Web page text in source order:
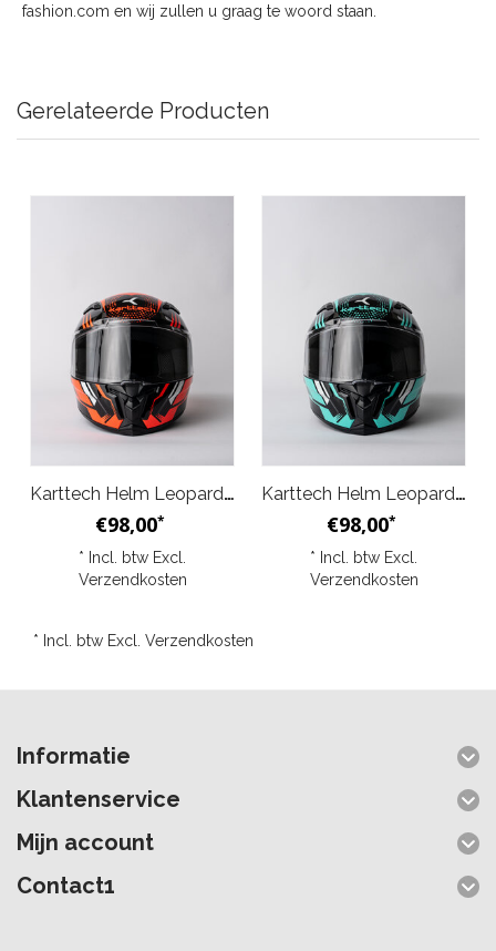
fashion.com en wij zullen u graag te woord staan.
Gerelateerde Producten
Karttech Helm Leopard V2 Rood Fluo
€98,00*
* Incl. btw Excl.
Verzendkosten
Karttech Helm Leopard V2 Turkoois Zwart
€98,00*
* Incl. btw Excl.
Verzendkosten
* Incl. btw Excl. Verzendkosten
Informatie
Klantenservice
Mijn account
Contact1